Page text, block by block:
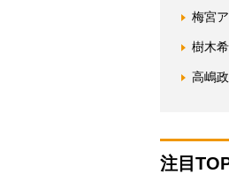
梅宮
樹木
高嶋
注目